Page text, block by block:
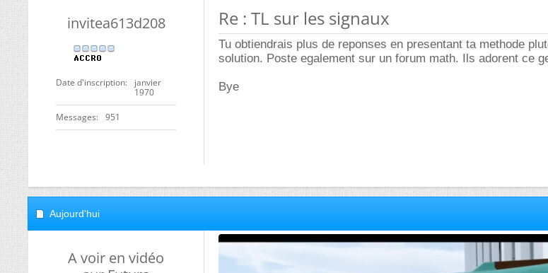
invitea613d208
Date d'inscription
janvier
1970
Messages 951
Re : TL sur les signaux
Tu obtiendrais plus de reponses en presentant ta methode
solution. Poste egalement sur un forum math. Ils adorent ce
Bye
Aujourd'hui
A voir en vidéo